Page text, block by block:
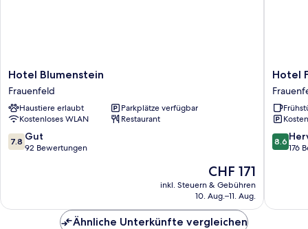
Hotel
Blumenstein
Frauenfeld
Hotel Blumenstein
Frauenfeld
Haustiere erlaubt
Parkplätze verfügbar
Kostenloses WLAN
Restaurant
7.8
von
7.8 Gut
92 Bewertungen
Der
Preis
beträgt
CHF 171
inkl. Steuern & Gebühren
10. Aug.–11. Aug.
Hotel
Hotel
8.6
von
8.6
176
Ähnliche Unterkünfte vergleichen